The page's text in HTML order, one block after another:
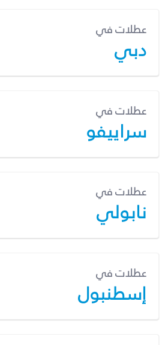
عطلات في
دبي
عطلات في
سراييفو
عطلات في
نابولي
عطلات في
إسطنبول